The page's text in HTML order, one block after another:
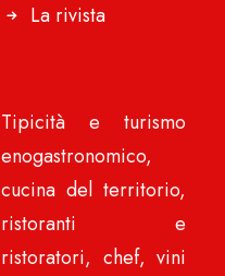
La rivista
Tipicità e turismo
enogastronomico,
cucina del territorio,
ristoranti e
ristoratori, chef, vini